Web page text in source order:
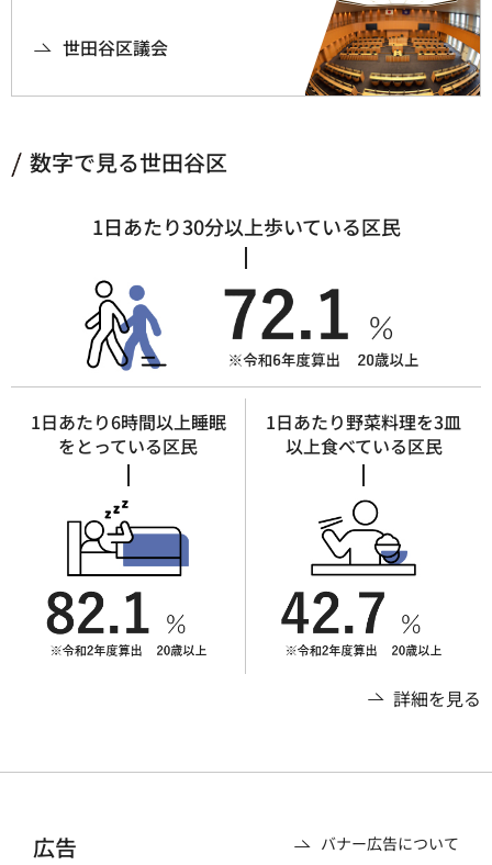
世田谷区議会
数字で見る世田谷区
1日あたり30分以上歩いている区民
1日あたり6時間以上睡眠
をとっている区民
1日あたり野菜料理を3皿
以上食べている区民
詳細を見る
広告
バナー広告について